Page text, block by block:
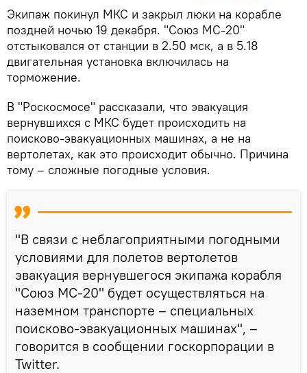
Экипаж покинул МКС и закрыл люки на корабле
поздней ночью 19 декабря. "Союз МС-20"
отстыковался от станции в 2.50 мск, а в 5.18
двигательная установка включилась на
торможение.
В "Роскосмосе" рассказали, что эвакуация
вернувшихся с МКС будет происходить на
поисково-эвакуационных машинах, а не на
вертолетах, как это происходит обычно. Причина
тому – сложные погодные условия.
"В связи с неблагоприятными погодными
условиями для полетов вертолетов
эвакуация вернувшегося экипажа корабля
"Союз МС-20" будет осуществляться на
наземном транспорте – специальных
поисково-эвакуационных машинах", –
говорится в сообщении госкорпорации в
Twitter.